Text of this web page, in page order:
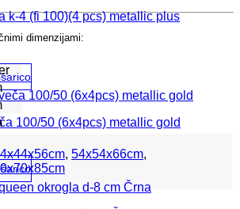
k-4 (fi 100)(4 pcs) metallic plus
100/50 (6x4pcs) metallic gold
dimenzijami:
, 54x54x66cm,